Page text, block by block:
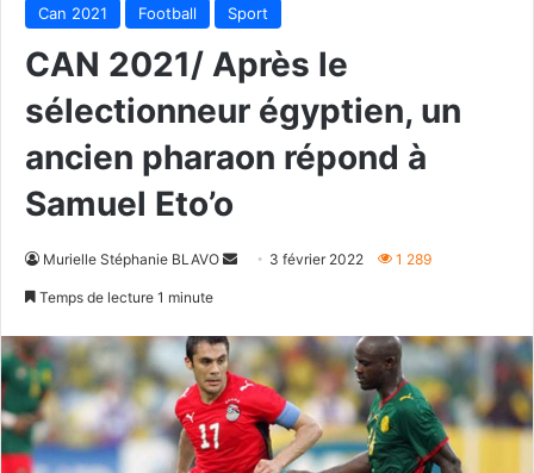
Can 2021 Football Sport
CAN 2021/ Après le
sélectionneur égyptien, un
ancien pharaon répond à
Samuel Eto’o
Murielle Stéphanie BLAVO
Envoyer3 février 2022 1 289
Temps de lecture 1 minute